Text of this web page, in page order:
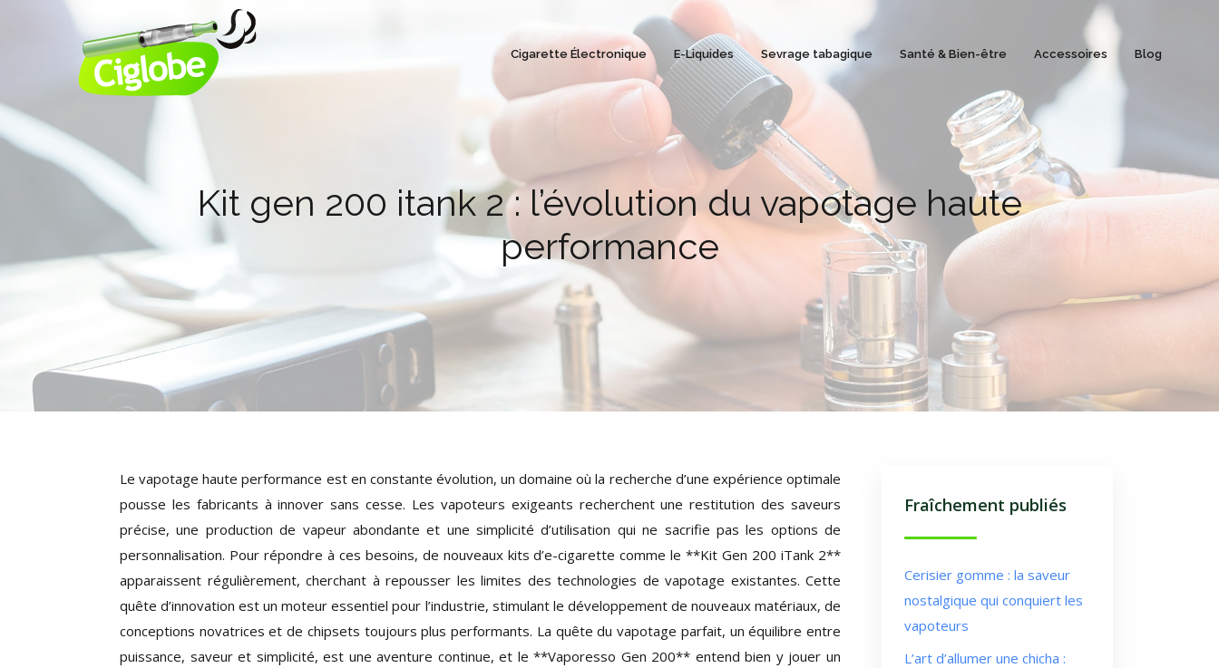
Cigarette Électronique E-Liquides Sevrage tabagique Santé & Bien-être Accessoires Blog
Kit gen 200 itank 2 : l’évolution du vapotage haute
performance
Le vapotage haute performance est en constante évolution, un domaine où la recherche d’une expérience optimale
pousse les fabricants à innover sans cesse. Les vapoteurs exigeants recherchent une restitution des saveurs
précise, une production de vapeur abondante et une simplicité d’utilisation qui ne sacrifie pas les options de
personnalisation. Pour répondre à ces besoins, de nouveaux kits d’e-cigarette comme le **Kit Gen 200 iTank 2**
apparaissent régulièrement, cherchant à repousser les limites des technologies de vapotage existantes. Cette
quête d’innovation est un moteur essentiel pour l’industrie, stimulant le développement de nouveaux matériaux, de
conceptions novatrices et de chipsets toujours plus performants. La quête du vapotage parfait, un équilibre entre
puissance, saveur et simplicité, est une aventure continue, et le **Vaporesso Gen 200** entend bien y jouer un
Fraîchement publiés
Cerisier gomme : la saveur
nostalgique qui conquiert les
vapoteurs
L’art d’allumer une chicha :